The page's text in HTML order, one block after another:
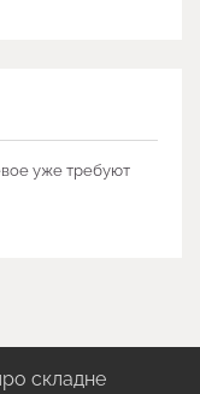
уже требуют
складне